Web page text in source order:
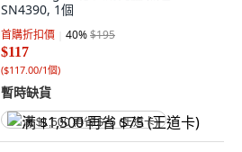
SN4390, 1個
首購折扣價 40%$195
$117
($117.00/1個)
暫時缺貨
满 $1,500 再省 $75 (王道卡)